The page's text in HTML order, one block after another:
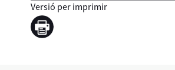
Versió per imprimir